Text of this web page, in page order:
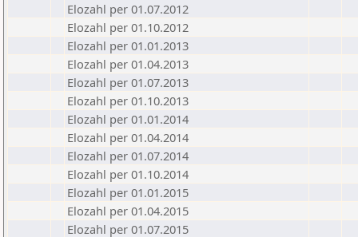
Elozahl per 01.07.2012
Elozahl per 01.10.2012
Elozahl per 01.01.2013
Elozahl per 01.04.2013
Elozahl per 01.07.2013
Elozahl per 01.10.2013
Elozahl per 01.01.2014
Elozahl per 01.04.2014
Elozahl per 01.07.2014
Elozahl per 01.10.2014
Elozahl per 01.01.2015
Elozahl per 01.04.2015
Elozahl per 01.07.2015